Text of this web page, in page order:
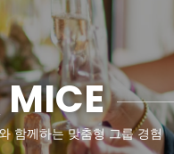
MICE
함께하는 맞춤형 그룹 경험